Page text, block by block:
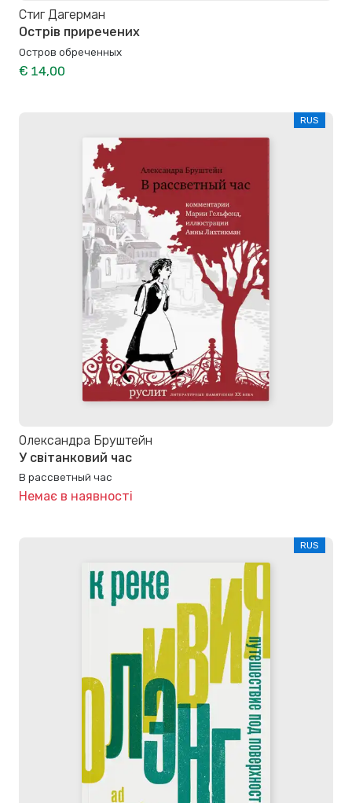
Стиг Дагерман
Острів приречених
Остров обреченных
€ 14,00
RUS
Олександра Бруштейн
У світанковий час
В рассветный час
Немає в наявності
RUS